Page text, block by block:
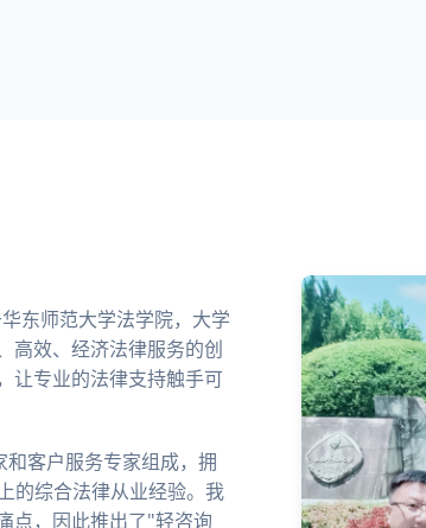
东师范大学法学院，大学
高效、经济法律服务的创
让专业的法律支持触手可
客户服务专家组成，拥
的综合法律从业经验。我
点，因此推出了"轻咨询